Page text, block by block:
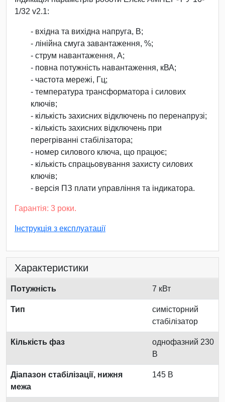
1/32 v2.1:
- вхідна та вихідна напруга, В;
- лінійна смуга завантаження, %;
- струм навантаження, А;
- повна потужність навантаження, кВА;
- частота мережі, Гц;
- температура трансформатора і силових
ключів;
- кількість захисних відключень по перенапрузі;
- кількість захисних відключень при
перегріванні стабілізатора;
- номер силового ключа, що працює;
- кількість спрацьовування захисту силових
ключів;
- версія ПЗ плати управління та індикатора.
Гарантія: 3 роки.
Інструкція з експлуатації
Характеристики
Потужність 7 кВт
Тип
симісторний
стабілізатор
Кількість фаз
однофазний 230
В
Діапазон стабілізації, нижня
межа
145 В